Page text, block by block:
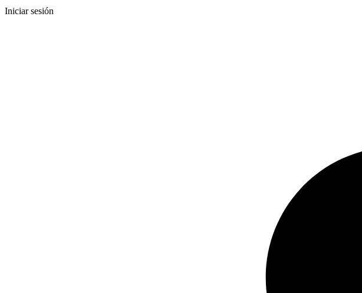
Iniciar sesión